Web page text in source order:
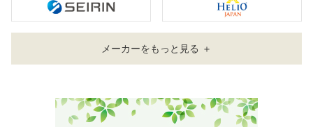
メーカーをもっと見る ＋